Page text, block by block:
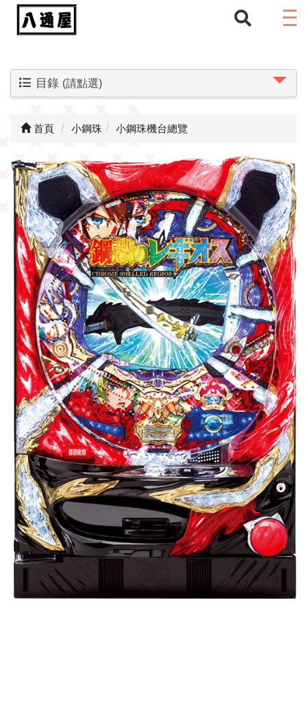
目錄 (請點選)
首頁 小鋼珠 小鋼珠機台總覽